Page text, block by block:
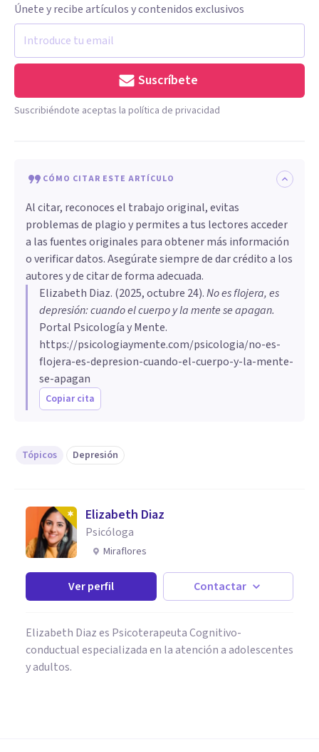
Únete y recibe artículos y contenidos exclusivos
Suscríbete
Suscribiéndote aceptas la política de privacidad
CÓMO CITAR ESTE ARTÍCULO
Al citar, reconoces el trabajo original, evitas
problemas de plagio y permites a tus lectores acceder
a las fuentes originales para obtener más información
o verificar datos. Asegúrate siempre de dar crédito a los
autores y de citar de forma adecuada.
Elizabeth Diaz. (2025, octubre 24).No es flojera, es
depresión: cuando el cuerpo y la mente se apagan.
Portal Psicología y Mente.
https://psicologiaymente.com/psicologia/no-es-
flojera-es-depresion-cuando-el-cuerpo-y-la-mente-
se-apagan
Copiar cita
Tópicos Depresión
Elizabeth Diaz
Psicóloga
Miraflores
Ver perfil Contactar
Elizabeth Diaz es Psicoterapeuta Cognitivo-
conductual especializada en la atención a adolescentes
y adultos.